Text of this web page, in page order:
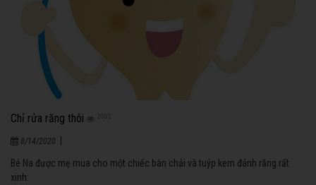
Chỉ rửa răng thôi
8/14/2020
Bé Na được mẹ mua cho một chiếc bàn chải và tuýp kem đánh răng rất
xinh: